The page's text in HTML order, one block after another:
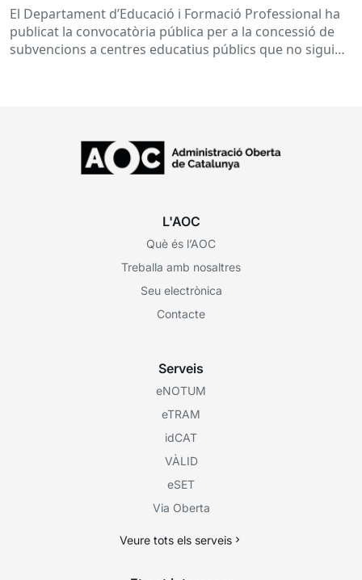
subvencions a centres educatius, per al
desenvolupament de programes de formació i
inserció, durant el curs 2026-2027
El Departament d’Educació i Formació Professional ha
publicat la convocatòria pública per a la concessió de
subvencions a centres educatius públics que no siguin
L'AOC
Què és l’AOC
Treballa amb nosaltres
Seu electrònica
Contacte
Serveis
eNOTUM
eTRAM
idCAT
VÀLID
eSET
Via Oberta
Veure tots els serveis